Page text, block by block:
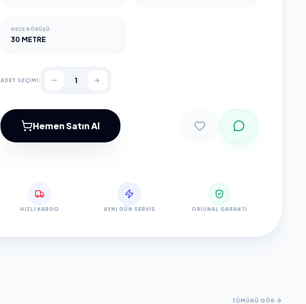
GECE GÖRÜŞÜ
30 METRE
ADET SEÇİMİ: 1
Hemen Satın Al
HIZLI KARGO AYNI GÜN SERVIS ORIJINAL GARANTI
TÜMÜNÜ GÖR